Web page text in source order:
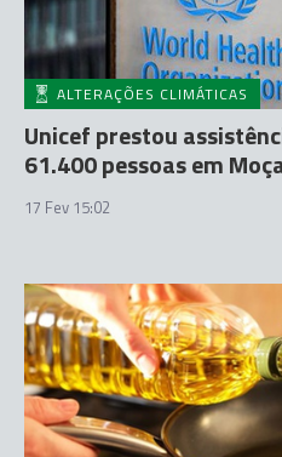
ALTERAÇÕES CLIMÁTICAS
Unicef prestou
61.400 pessoas em
17 Fev 15:02